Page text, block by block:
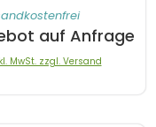
auf Anfrage
MwSt. zzgl. Versand